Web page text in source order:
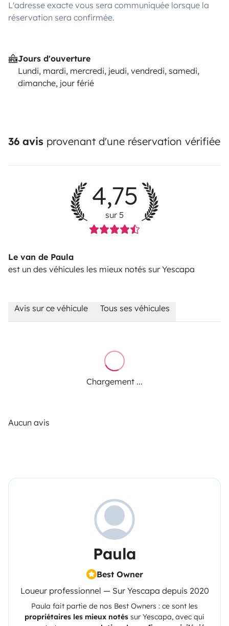
L'adresse exacte vous sera communiquée lorsque la
réservation sera confirmée.
Jours d'ouverture
Lundi, mardi, mercredi, jeudi, vendredi, samedi,
dimanche, jour férié
36 avis provenant d'une réservation vérifiée
4,75
sur 5
Le van de Paula
est un des véhicules les mieux notés sur Yescapa
Avis sur ce véhicule Tous ses véhicules
Chargement ...
Aucun avis
Paula
Best Owner
Loueur professionnel — Sur Yescapa depuis 2020
Paula fait partie de nos Best Owners : ce sont les
propriétaires les mieux notés sur Yescapa, avec qui